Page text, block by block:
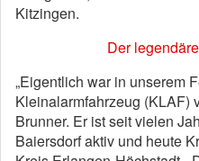
Kitzingen.
Der
„Eigentlich war in unserem
Kleinalarmfahrzeug (KLAF)
Brunner. Er ist seit vielen
Baiersdorf aktiv und heute